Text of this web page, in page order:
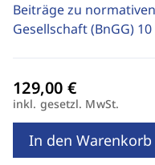
Beiträge zu
Gesellschaft (BnGG) 10
inkl. gesetzl. MwSt.
In den Warenkorb